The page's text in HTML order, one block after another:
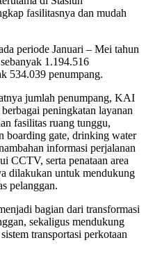
fasilitasnya dan mudah
periode Januari – Mei tahun
1.194.516
534.039 penumpang.
jumlah penumpang, KAI
peningkatan layanan
fasilitas ruang tunggu,
boarding gate, drinking water
informasi perjalanan
CCTV, serta penataan area
dilakukan untuk mendukung
pelanggan.
bagian dari transformasi
sekaligus mendukung
transportasi perkotaan